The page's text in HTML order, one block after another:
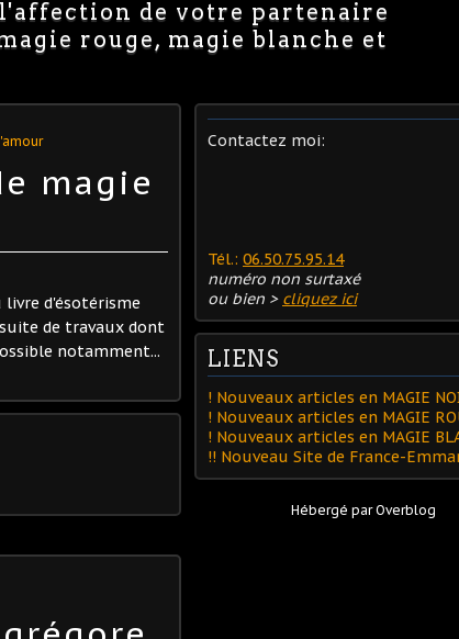
de votre partenaire
rouge, magie blanche et
magie
livre d'ésotérisme
de travaux dont
notamment...
Contactez moi:
Tél.: 06.50.75.95.14
numéro non surtaxé
ou bien > cliquez ici
LIENS
! Nouveaux articles en MAGIE
! Nouveaux articles en MAGIE
! Nouveaux articles en MAGIE
!! Nouveau Site de France-
Hébergé parOverblog